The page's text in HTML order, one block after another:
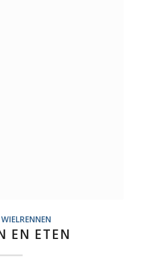
WIELRENNEN
EN ETEN